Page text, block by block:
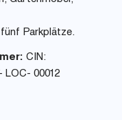
Parkplätze.
CIN:
LOC- 00012